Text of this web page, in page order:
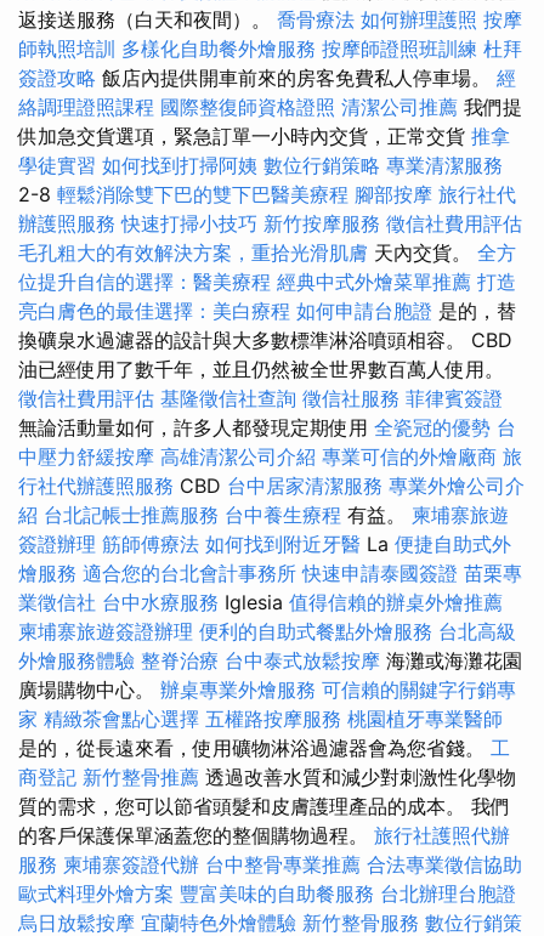
返接送服務（白天和夜間）。 喬骨療法 如何辦理護照 按摩
師執照培訓 多樣化自助餐外燴服務 按摩師證照班訓練 杜拜
簽證攻略 飯店內提供開車前來的房客免費私人停車場。 經
絡調理證照課程 國際整復師資格證照 清潔公司推薦 我們提
供加急交貨選項，緊急訂單一​​小時內交貨，正常交貨 推拿
學徒實習 如何找到打掃阿姨 數位行銷策略 專業清潔服務
2-8 輕鬆消除雙下巴的雙下巴醫美療程 腳部按摩 旅行社代
辦護照服務 快速打掃小技巧 新竹按摩服務 徵信社費用評估
毛孔粗大的有效解決方案，重拾光滑肌膚 天內交貨。 全方
位提升自信的選擇：醫美療程 經典中式外燴菜單推薦 打造
亮白膚色的最佳選擇：美白療程 如何申請台胞證 是的，替
換礦泉水過濾器的設計與大多數標準淋浴噴頭相容。 CBD
油已經使用了數千年，並且仍然被全世界數百萬人使用。
徵信社費用評估 基隆徵信社查詢 徵信社服務 菲律賓簽證
無論活動量如何，許多人都發現定期使用 全瓷冠的優勢 台
中壓力舒緩按摩 高雄清潔公司介紹 專業可信的外燴廠商 旅
行社代辦護照服務 CBD 台中居家清潔服務 專業外燴公司介
紹 台北記帳士推薦服務 台中養生療程 有益。 柬埔寨旅遊
簽證辦理 筋師傅療法 如何找到附近牙醫 La 便捷自助式外
燴服務 適合您的台北會計事務所 快速申請泰國簽證 苗栗專
業徵信社 台中水療服務 Iglesia 值得信賴的辦桌外燴推薦
柬埔寨旅遊簽證辦理 便利的自助式餐點外燴服務 台北高級
外燴服務體驗 整脊治療 台中泰式放鬆按摩 海灘或海灘花園
廣場購物中心。 辦桌專業外燴服務 可信賴的關鍵字行銷專
家 精緻茶會點心選擇 五權路按摩服務 桃園植牙專業醫師
是的，從長遠來看，使用礦物淋浴過濾器會為您省錢。 工
商登記 新竹整骨推薦 透過改善水質和減少對刺激性化學物
質的需求，您可以節省頭髮和皮膚護理產品的成本。 我們
的客戶保護保單涵蓋您的整個購物過程。 旅行社護照代辦
服務 柬埔寨簽證代辦 台中整骨專業推薦 合法專業徵信協助
歐式料理外燴方案 豐富美味的自助餐服務 台北辦理台胞證
烏日放鬆按摩 宜蘭特色外燴體驗 新竹整骨服務 數位行銷策